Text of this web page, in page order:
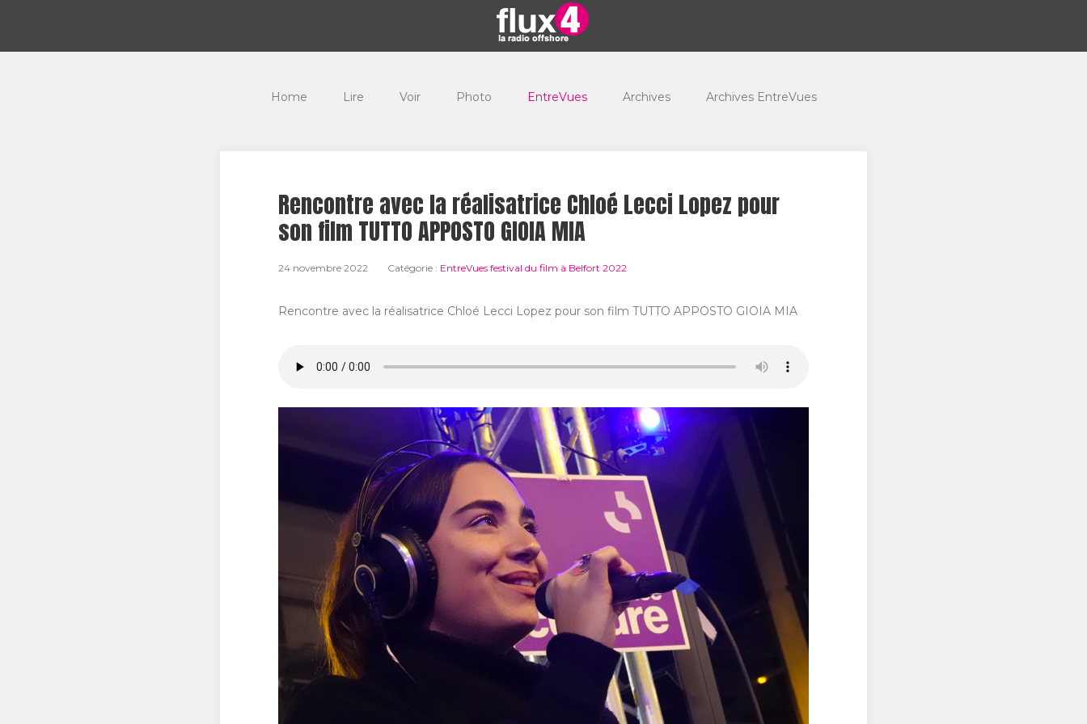
Home Lire Voir Photo EntreVues Archives Archives EntreVues
Rencontre avec la réalisatrice Chloé Lecci Lopez pour
son film TUTTO APPOSTO GIOIA MIA
24 novembre 2022 Catégorie : EntreVues festival du film à Belfort 2022
Rencontre avec la réalisatrice Chloé Lecci Lopez pour son film TUTTO APPOSTO GIOIA MIA